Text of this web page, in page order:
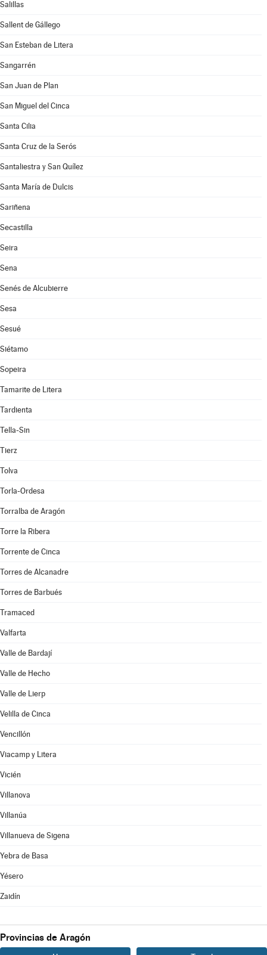
Salillas
Sallent de Gállego
San Esteban de Litera
Sangarrén
San Juan de Plan
San Miguel del Cinca
Santa Cilia
Santa Cruz de la Serós
Santaliestra y San Quílez
Santa María de Dulcis
Sariñena
Secastilla
Seira
Sena
Senés de Alcubierre
Sesa
Sesué
Siétamo
Sopeira
Tamarite de Litera
Tardienta
Tella-Sin
Tierz
Tolva
Torla-Ordesa
Torralba de Aragón
Torre la Ribera
Torrente de Cinca
Torres de Alcanadre
Torres de Barbués
Tramaced
Valfarta
Valle de Bardají
Valle de Hecho
Valle de Lierp
Velilla de Cinca
Vencillón
Viacamp y Litera
Vicién
Villanova
Villanúa
Villanueva de Sigena
Yebra de Basa
Yésero
Zaidín
Provincias de Aragón